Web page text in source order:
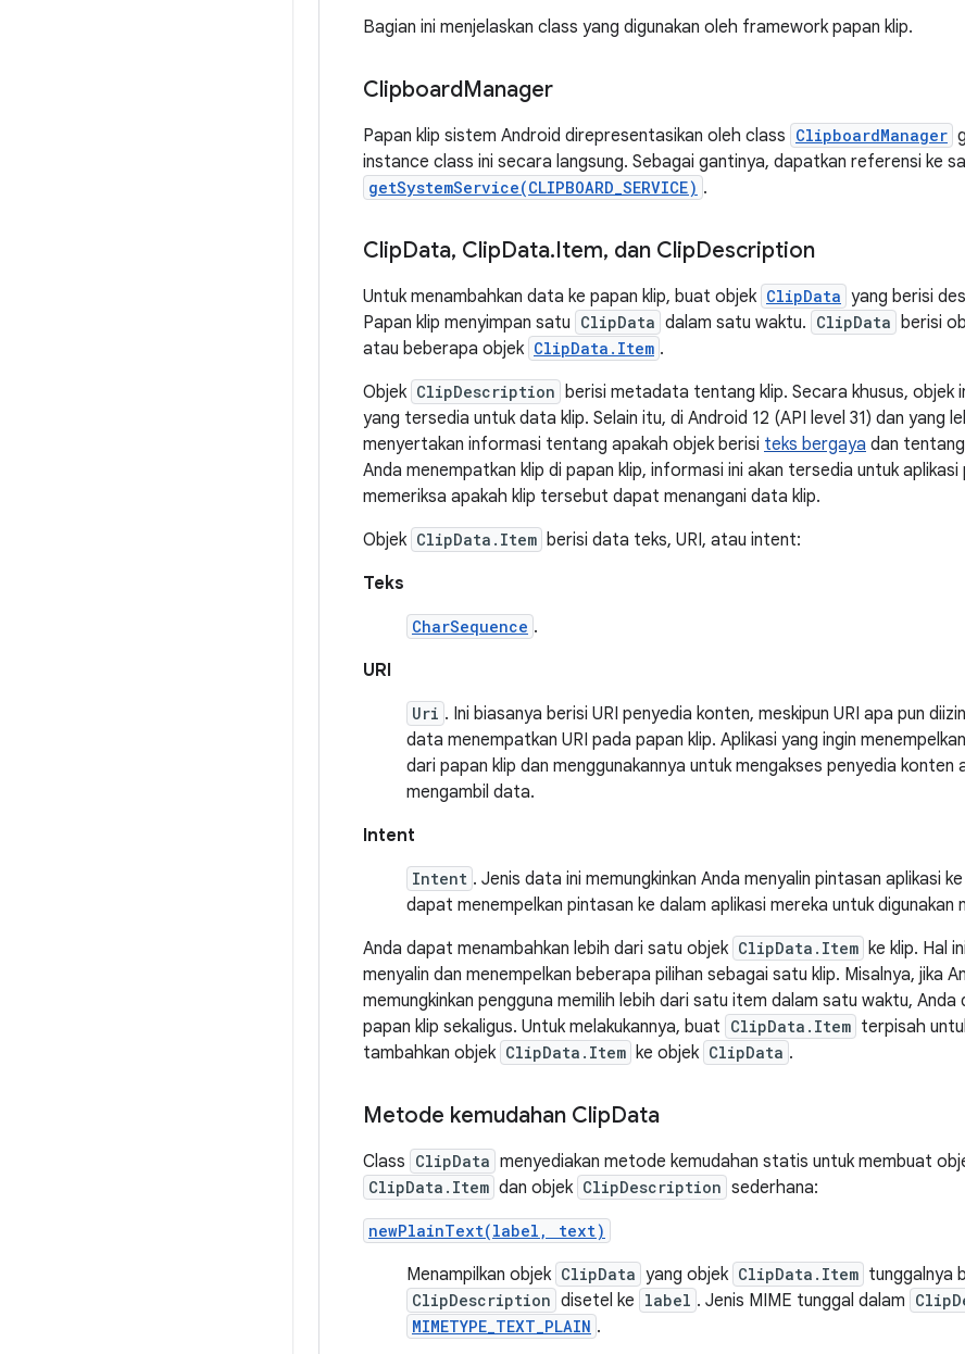
Bagian ini menjelaskan class yang digunakan oleh framework papan klip.
ClipboardManager
Papan klip sistem Android direpresentasikan oleh class ClipboardManager
instance class ini secara langsung. Sebagai gantinya, dapatkan referensi ke
getSystemService(CLIPBOARD_SERVICE) .
ClipData, ClipData.Item, dan ClipDescription
Untuk menambahkan data ke papan klip, buat objek ClipData yang berisi
Papan klip menyimpan satu ClipData dalam satu waktu. ClipData berisi
atau beberapa objek ClipData.Item .
Objek ClipDescription berisi metadata tentang klip. Secara khusus, objek
yang tersedia untuk data klip. Selain itu, di Android 12 (API level 31) dan yang
menyertakan informasi tentang apakah objek berisi teks bergaya dan tentang
Anda menempatkan klip di papan klip, informasi ini akan tersedia untuk
memeriksa apakah klip tersebut dapat menangani data klip.
Objek ClipData.Item berisi data teks, URI, atau intent:
Teks
CharSequence .
URI
Uri . Ini biasanya berisi URI penyedia konten, meskipun URI apa pun
data menempatkan URI pada papan klip. Aplikasi yang ingin
dari papan klip dan menggunakannya untuk mengakses penyedia konten
mengambil data.
Intent
Intent . Jenis data ini memungkinkan Anda menyalin pintasan aplikasi
dapat menempelkan pintasan ke dalam aplikasi mereka untuk digunakan
Anda dapat menambahkan lebih dari satu objek ClipData.Item ke klip. Hal
menyalin dan menempelkan beberapa pilihan sebagai satu klip. Misalnya, jika
memungkinkan pengguna memilih lebih dari satu item dalam satu waktu,
papan klip sekaligus. Untuk melakukannya, buat ClipData.Item terpisah
tambahkan objek ClipData.Item ke objek ClipData .
Metode kemudahan ClipData
Class ClipData menyediakan metode kemudahan statis untuk membuat
ClipData.Item dan objek ClipDescription sederhana:
newPlainText(label, text)
Menampilkan objek ClipData yang objek ClipData.Item tunggalnya
ClipDescription disetel ke label . Jenis MIME tunggal dalam
MIMETYPE_TEXT_PLAIN .